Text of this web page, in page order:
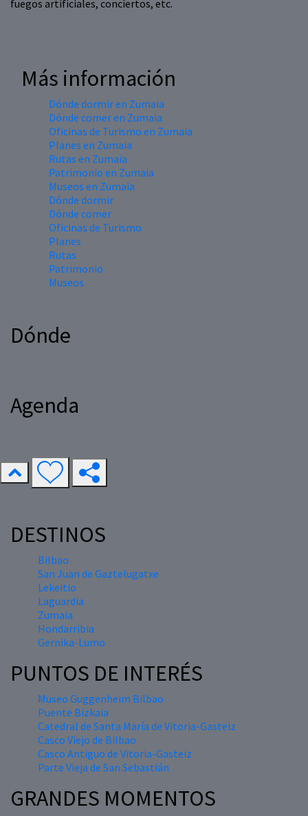
fuegos artificiales, conciertos, etc.
Más información
Dónde dormir en Zumaia
Dónde comer en Zumaia
Oficinas de Turismo en Zumaia
Planes en Zumaia
Rutas en Zumaia
Patrimonio en Zumaia
Museos en Zumaia
Dónde dormir
Dónde comer
Oficinas de Turismo
Planes
Rutas
Patrimonio
Museos
Dónde
Agenda
DESTINOS
Bilbao
San Juan de Gaztelugatxe
Lekeitio
Laguardia
Zumaia
Hondarribia
Gernika-Lumo
PUNTOS DE INTERÉS
Museo Guggenheim Bilbao
Puente Bizkaia
Catedral de Santa María de Vitoria-Gasteiz
Casco Viejo de Bilbao
Casco Antiguo de Vitoria-Gasteiz
Parte Vieja de San Sebastián
GRANDES MOMENTOS